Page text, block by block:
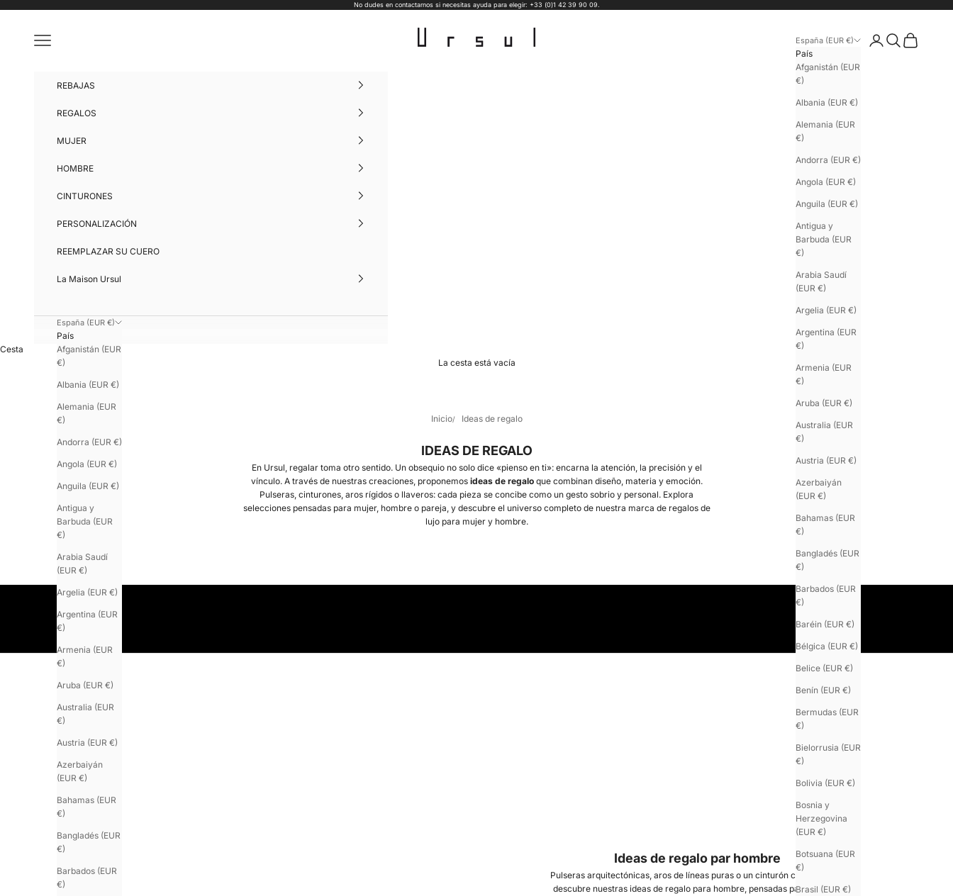
No dudes en contactarnos si necesitas ayuda para elegir: +33 (0)1 42 39 90 09.
Ursul Paris
Menú
España (EUR €)
País
Afganistán (EUR
€)
Albania (EUR €)
Alemania (EUR
€)
Andorra (EUR €)
Angola (EUR €)
Anguila (EUR €)
Antigua y
Barbuda (EUR
€)
Arabia Saudí
(EUR €)
Argelia (EUR €)
Argentina (EUR
€)
Armenia (EUR
€)
Aruba (EUR €)
Australia (EUR
€)
Austria (EUR €)
Azerbaiyán
(EUR €)
Bahamas (EUR
€)
Bangladés (EUR
€)
Barbados (EUR
€)
Baréin (EUR €)
Bélgica (EUR €)
Belice (EUR €)
Benín (EUR €)
Bermudas (EUR
€)
Bielorrusia (EUR
€)
Bolivia (EUR €)
Bosnia y
Herzegovina
(EUR €)
Botsuana (EUR
€)
Brasil (EUR €)
Iniciar sesión
BuscarCesta
REBAJAS
REGALOS
MUJER
HOMBRE
CINTURONES
PERSONALIZACIÓN
REEMPLAZAR SU CUERO
La Maison Ursul
España (EUR €)
País
Afganistán (EUR
€)
Albania (EUR €)
Alemania (EUR
€)
Andorra (EUR €)
Angola (EUR €)
Anguila (EUR €)
Antigua y
Barbuda (EUR
€)
Arabia Saudí
(EUR €)
Argelia (EUR €)
Argentina (EUR
€)
Armenia (EUR
€)
Aruba (EUR €)
Australia (EUR
€)
Austria (EUR €)
Azerbaiyán
(EUR €)
Bahamas (EUR
€)
Bangladés (EUR
€)
Barbados (EUR
€)
Cesta
La cesta está vacía
Inicio Ideas de regalo
IDEAS DE REGALO
En Ursul, regalar toma otro sentido. Un obsequio no solo dice «pienso en ti»: encarna la atención, la precisión y el
vínculo. A través de nuestras creaciones, proponemos ideas de regaloque combinan diseño, materia y emoción.
Pulseras, cinturones, aros rígidos o llaveros: cada pieza se concibe como un gesto sobrio y personal. Explora
selecciones pensadas para mujer, hombre o pareja, y descubre el universo completo de nuestra marca de regalos de
lujo para mujer y hombre.
Un cadeau bien choisi est un geste qui reste. Qu’il s’agisse d’un bijou minimaliste, d’un accessoire en cuir ou d’un duo assorti, chaque création Ursul incarne la rencontre entre esthétisme et intention. Offrir, c’est partager
Ideas de regalo par hombre
Pulseras arquitectónicas, aros de líneas puras o un cinturón con carácter:
descubre nuestras ideas de regalo para hombre, pensadas para quienes